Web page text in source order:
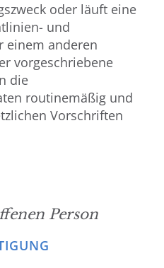
oder läuft eine
und
einem anderen
vorgeschriebene
die
routinemäßig und
Vorschriften
Person